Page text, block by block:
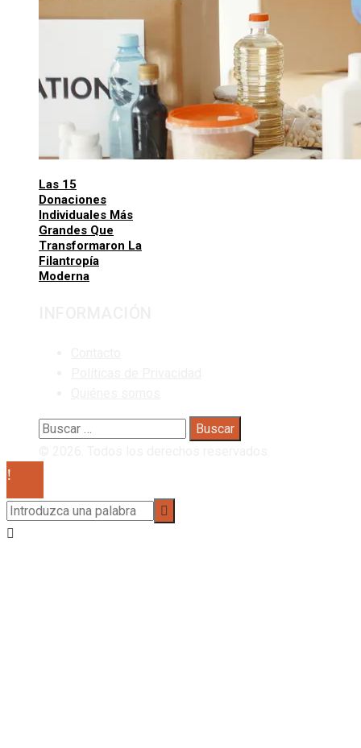
Las 15
Donaciones
Individuales Más
Grandes Que
Transformaron La
Filantropía
Moderna
Buscar: